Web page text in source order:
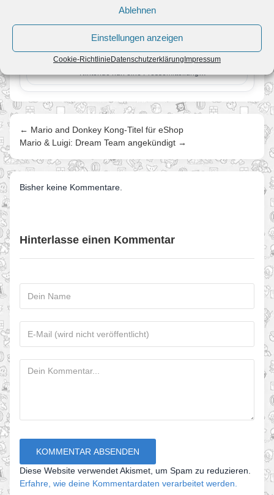
Ablehnen
Einstellungen anzeigen
Cookie-RichtlinieDatenschutzerklärungImpressum
Vorfreude bekommt ein Datum: Mario
Kart 8 für Wii U erscheint am 30. Mai
(PM)
Von JoKo•14. Februar 2014
Zu gestrigen Nintendo Direct-Ausgabe hat
Nintendo nun eine Pressemitteilung
veröffentlicht. Unter Weiterlesen findet ihr die
komplette Mitteilung. Bei…
← Mario and Donkey Kong-Titel für eShop
Mario & Luigi: Dream Team angekündigt →
Bisher keine Kommentare.
Hinterlasse einen Kommentar
Diese Website verwendet Akismet, um Spam zu reduzieren.
Erfahre, wie deine Kommentardaten verarbeitet werden.